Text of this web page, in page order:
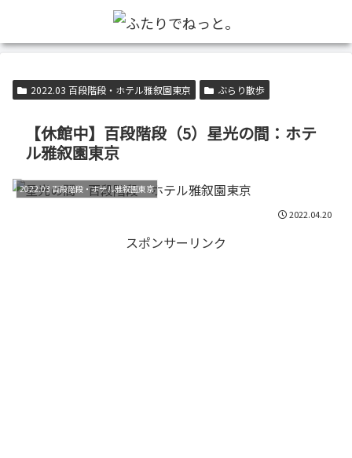
2022.03 百段階段・ホテル雅叙園東京 ぶらり散歩
【休館中】百段階段（5）星光の間：ホテ
ル雅叙園東京
2022.03 百段階段・ホテル雅叙園東京
2022.04.20
スポンサーリンク